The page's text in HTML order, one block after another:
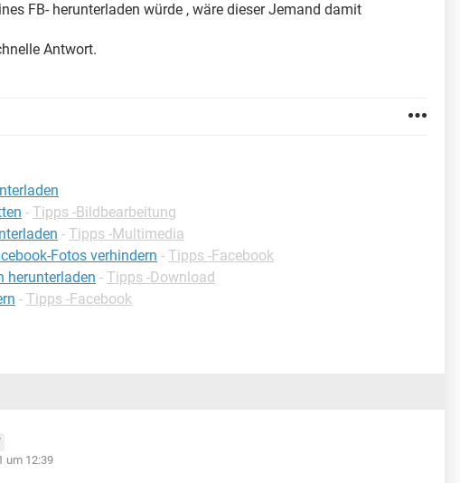
FB- herunterladen würde , wäre dieser Jemand damit
Antwort.
- Tipps -Bildbearbeitung
- Tipps -Multimedia
Fotos verhindern - Tipps -Facebook
herunterladen - Tipps -Download
- Tipps -Facebook
um 12:39